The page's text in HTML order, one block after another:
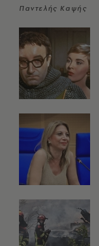
Παντελής Καψής